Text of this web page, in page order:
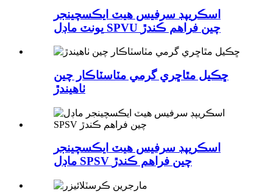
اسڪريپڊ سرفيس هيٽ ايڪسچينجر
يونٽ ماڊل SPVU چين فراهم ڪندڙ
ڇڪيل مٿاڇري گرمي مٽاسٽاڪار چين
ٺاهيندڙ
اسڪريپڊ سرفيس هيٽ ايڪسچينجر
ماڊل SPSV چين فراهم ڪندڙ